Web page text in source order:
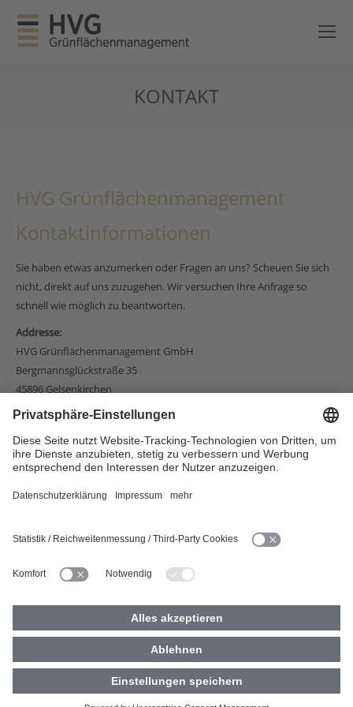
KONTAKT
HVG Grünflächenmanagement
Kontaktinformationen
Sie haben etwas anzumerken oder Fragen an uns? Scheuen Sie sich
nicht, direkt auf uns zuzugehen. Wir versuchen Ihre Anfrage so
schnell wie möglich zu beantworten.
Addresse:
HVG Grünflächenmanagement GmbH
Bergmannsglückstraße 35
45896 Gelsenkirchen
Telefon:
+49 209 359-75400
Fax:
+49 209 359-75147
Email:
Wir sind für Sie da:
Montag – Donnerstag: 08:00 – 16:00 Uhr
Freitag: 08:00 – 14:00 Uhr
© 2026 Vivawest Dienstleistungen GmbH